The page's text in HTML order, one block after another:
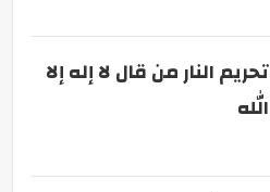
تحريم النار من قال لا إله إلا
الله